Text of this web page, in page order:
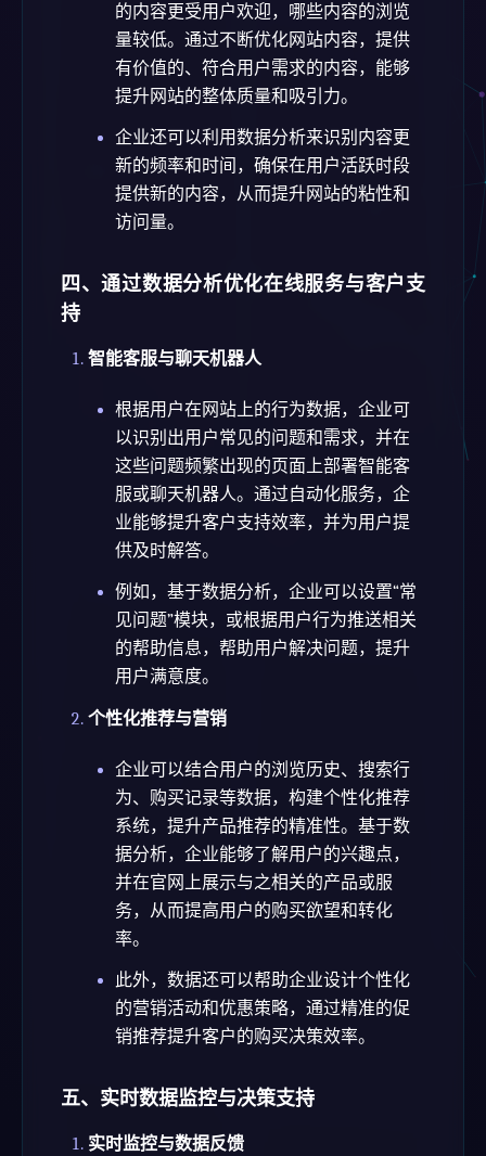
的内容更受用户欢迎，哪些内容的浏览
量较低。通过不断优化网站内容，提供
有价值的、符合用户需求的内容，能够
提升网站的整体质量和吸引力。
企业还可以利用数据分析来识别内容更
新的频率和时间，确保在用户活跃时段
提供新的内容，从而提升网站的粘性和
访问量。
四、通过数据分析优化在线服务与客户支
持
智能客服与聊天机器人
根据用户在网站上的行为数据，企业可
以识别出用户常见的问题和需求，并在
这些问题频繁出现的页面上部署智能客
服或聊天机器人。通过自动化服务，企
业能够提升客户支持效率，并为用户提
供及时解答。
例如，基于数据分析，企业可以设置“常
见问题”模块，或根据用户行为推送相关
的帮助信息，帮助用户解决问题，提升
用户满意度。
个性化推荐与营销
企业可以结合用户的浏览历史、搜索行
为、购买记录等数据，构建个性化推荐
系统，提升产品推荐的精准性。基于数
据分析，企业能够了解用户的兴趣点，
并在官网上展示与之相关的产品或服
务，从而提高用户的购买欲望和转化
率。
此外，数据还可以帮助企业设计个性化
的营销活动和优惠策略，通过精准的促
销推荐提升客户的购买决策效率。
五、实时数据监控与决策支持
实时监控与数据反馈